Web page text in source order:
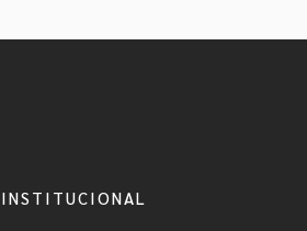
INSTITUCIONAL